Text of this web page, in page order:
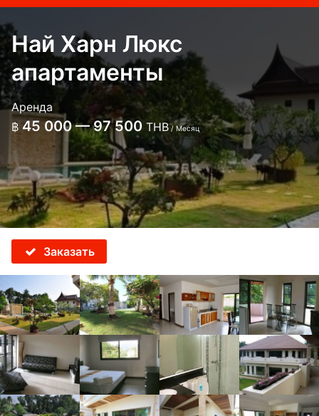
Най Харн Люкс
апартаменты
Аренда
฿ 45 000 — 97 500 THB/ Месяц
Заказать